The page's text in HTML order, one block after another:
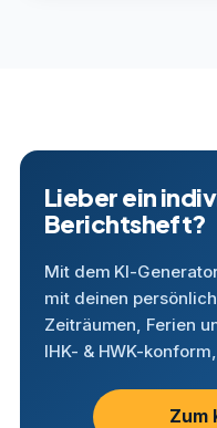
Lieber ein
Berichtsheft?
Mit dem KI-
mit deinen
Zeiträumen, Ferien
IHK- & HWK-
Zum